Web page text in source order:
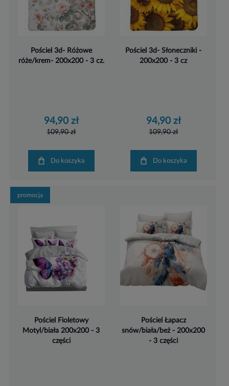
Pościel 3d- Różowe
róże/krem- 200x200 - 3 cz.
94,90 zł
109,90 zł
Do koszyka
Pościel 3d- Słoneczniki -
200x200 - 3 cz
94,90 zł
109,90 zł
Do koszyka
Pościel Fioletowy
Motyl/biała 200x200 - 3
części
promocja
Pościel Łapacz
snów/biała/beż - 200x200
- 3 części